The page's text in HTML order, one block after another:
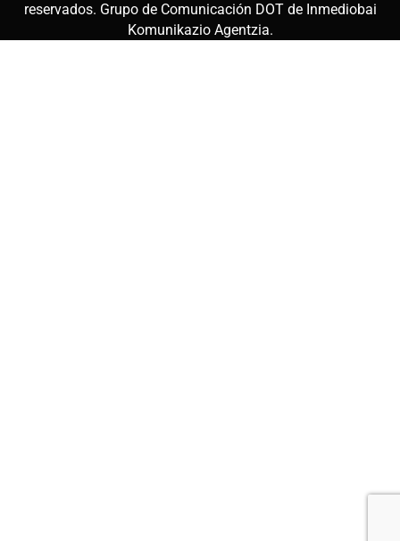
reservados. Grupo de Comunicación DOT de Inmediobai
Komunikazio Agentzia.